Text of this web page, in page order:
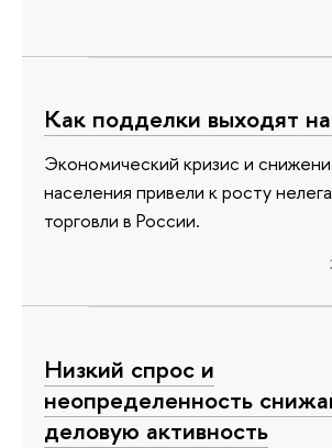
Как подделки выходят
Экономический кризис и
населения привели к росту
торговли в России.
Низкий спрос и
неопределенность
деловую активность